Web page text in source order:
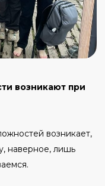
возникают при
возникает,
наверное, лишь